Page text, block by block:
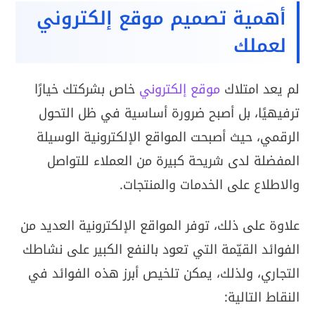
أهمية تصميم موقع إلكتروني
لعملك
لم يعد امتلاكموقع إلكتروني خاص بشركتك خيارًا
ترفيهيًا، بل أصبح ضرورة أساسية في ظل التحول
الرقمي، حيث أصبحت المواقع الإلكترونية الوسيلة
المفضلة لدى شريحة كبيرة من العملاء للتواصل
والاطلاع على الخدمات والمنتجات.
علاوة على ذلك، توفر المواقع الإلكترونية العديد من
الفوائد القيّمة التي تعود بالنفع الكبير على نشاطك
التجاري، ولذلك، يمكن تلخيص أبرز هذه الفوائد في
النقاط التالية: